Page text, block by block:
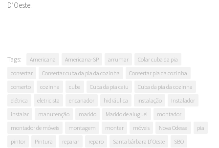
D’Oeste.
Tags: Americana Americana-SP arrumar
Colar cuba da pia
consertar
Consertar cuba da pia da cozinha
Consertar pia da cozinha
conserto
cozinha cuba Cuba da pia caiu
Cuba da pia da cozinha
elétrica
eletricista encanador hidráulica instalação
Instalador
instalar
manutenção marido Marido de aluguel
montador
montador de móveis
montagem montar móveis Nova Odessa
pia
pintor
Pintura reparar reparo Santa bárbara D'Oeste
SBO